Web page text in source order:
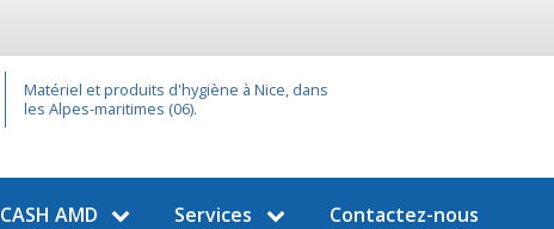
Matériel et produits d'hygiène à Nice, dans
les Alpes-maritimes (06).
CASH AMD Services Contactez-nous